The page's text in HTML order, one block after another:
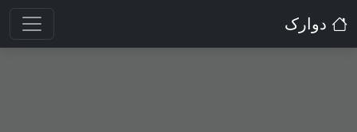
دوارک